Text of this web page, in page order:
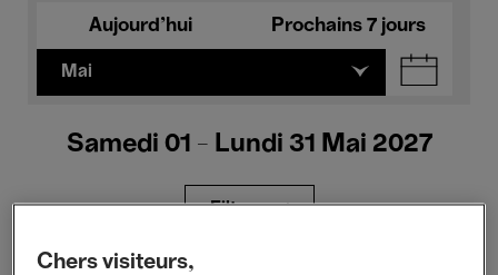
Aujourd'hui Prochains 7 jours
Mai
Samedi 01 - Lundi 31 Mai 2027
Filtres
Chers visiteurs,